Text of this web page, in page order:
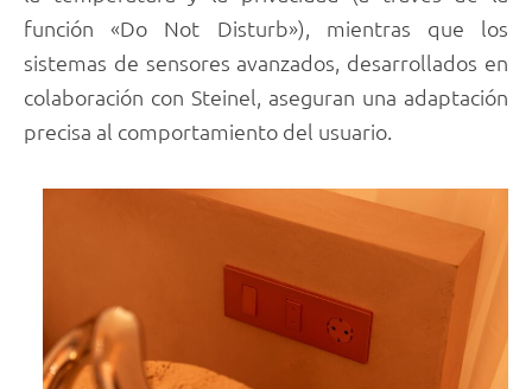
función «Do Not Disturb»), mientras que los
sistemas de sensores avanzados, desarrollados en
colaboración con Steinel, aseguran una adaptación
precisa al comportamiento del usuario.